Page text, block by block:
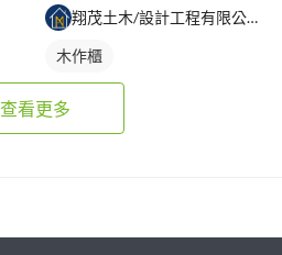
翔茂土木/設計工程有限公司
木作櫃
查看更多